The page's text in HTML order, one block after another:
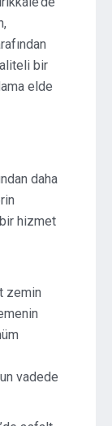
bir
elde
daha
hizmet
zemin
vadede